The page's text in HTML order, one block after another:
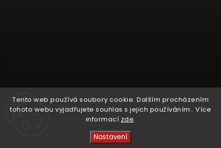
Tento web používá soubory cookie. Dalším procházením
tohoto webu vyjadřujete souhlas s jejich používáním.. Více
informací zde.
Nastavení